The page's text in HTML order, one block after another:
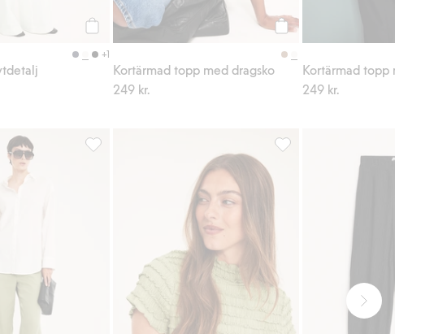
+1
Kortärmad topp med dragsko
249 kr.
Kortärmad topp med
249 kr.
Lägg till i favoriterSatinbyxor, Lägg till i favoriter Topp med struktur, Lägg